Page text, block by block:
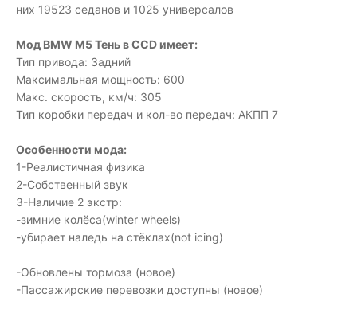
них 19523 седанов и 1025 универсалов
Мод BMW M5 Тень в CCD имеет:
Тип привода: Задний
Максимальная мощность: 600
Макс. скорость, км/ч: 305
Тип коробки передач и кол-во передач: АКПП 7
Особенности мода:
1-Реалистичная физика
2-Собственный звук
3-Наличие 2 экстр:
-зимние колёса(winter wheels)
-убирает наледь на стёклах(not icing)
-Обновлены тормоза (новое)
-Пассажирские перевозки доступны (новое)